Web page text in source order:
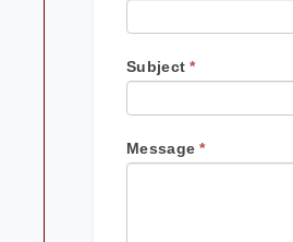
Subject*
Message*